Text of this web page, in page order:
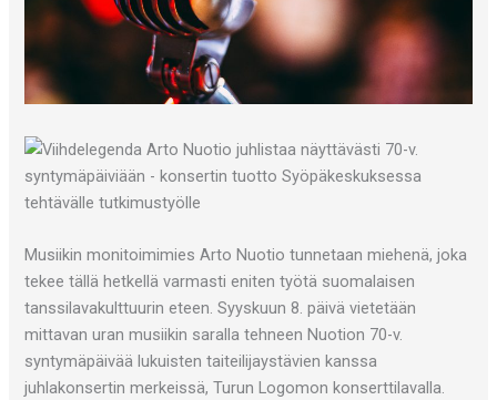
Musiikin monitoimimies Arto Nuotio tunnetaan miehenä, joka
tekee tällä hetkellä varmasti eniten työtä suomalaisen
tanssilavakulttuurin eteen. Syyskuun 8. päivä vietetään
mittavan uran musiikin saralla tehneen Nuotion 70-v.
syntymäpäivää lukuisten taiteilijaystävien kanssa
juhlakonsertin merkeissä, Turun Logomon konserttilavalla.